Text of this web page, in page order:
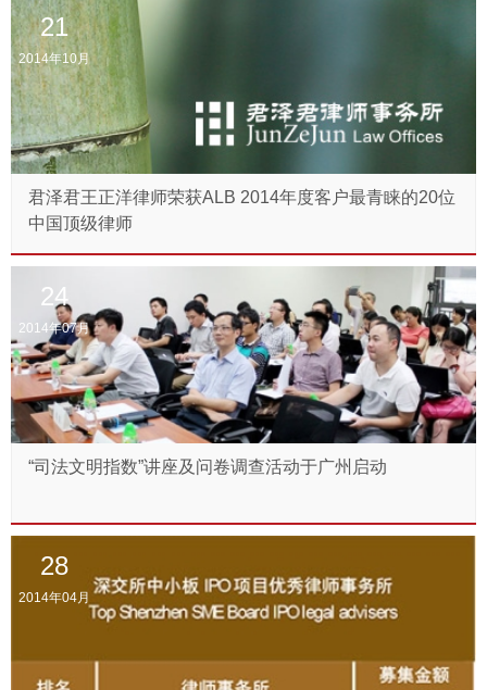
21
2014年10月
君泽君王正洋律师荣获ALB 2014年度客户最青睐的20位
中国顶级律师
24
2014年07月
“司法文明指数”讲座及问卷调查活动于广州启动
28
2014年04月